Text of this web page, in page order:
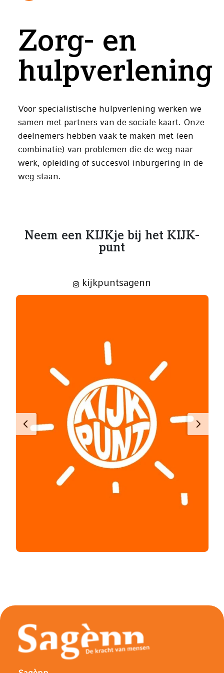
Zorg- en
hulpverlening
Voor specialistische hulpverlening werken we
samen met partners van de sociale kaart. Onze
deelnemers hebben vaak te maken met (een
combinatie) van problemen die de weg naar
werk, opleiding of succesvol inburgering in de
weg staan.
Neem een KIJKje bij het KIJK-
punt
kijkpuntsagenn